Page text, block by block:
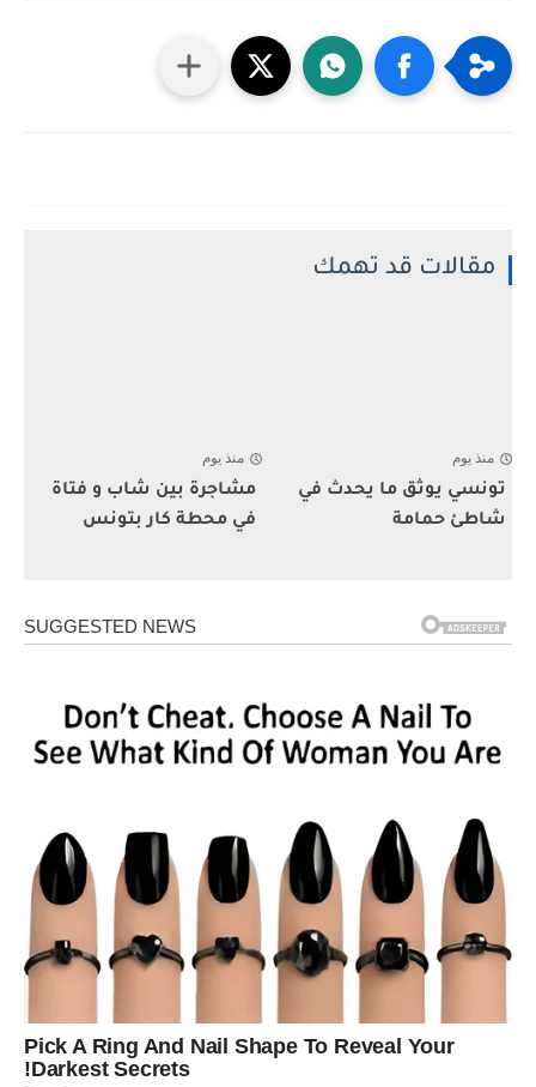
مقالات قد تهمك
منذ يوم
تونسي يوثق ما يحدث في
شاطئ حمامة
منذ يوم
مشاجرة بين شاب و فتاة
في محطة كار بتونس